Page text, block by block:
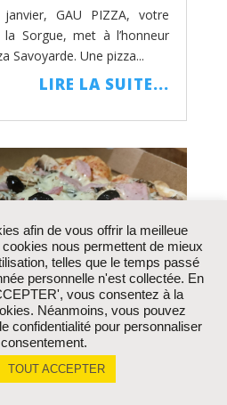
GAU PIZZA, votre
la Sorgue, met à l’honneur
Savoyarde. Une pizza...
LIRE LA SUITE...
: La royauté
afin de vous offrir la meilleue
nous permettent de mieux
telles que le temps passé
personnelle n'est collectée. En
vous consentez à la
Néanmoins, vous pouvez
confidentialité pour personnaliser
TOUT ACCEPTER